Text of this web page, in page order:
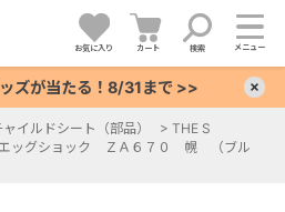
お気に入り カート 検索 メニュー
ズが当たる！8/31まで >>
ャイルドシート（部品） > THE S
ッグショック ＺＡ６７０ 幌 （ブル